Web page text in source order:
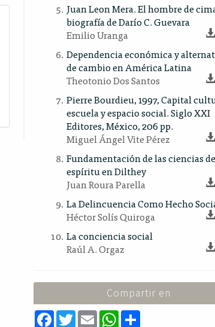
Juan Leon Mera. El hombre de
biografía de Darío C. Guevara
Emilio Uranga
Dependencia económica y
de cambio en América Latina
Theotonio Dos Santos
Pierre Bourdieu, 1997, Capital
escuela y espacio social. Siglo XXI
Editores, México, 206 pp.
Miguel Ángel Vite Pérez
Fundamentación de las ciencias
espíritu en Dilthey
Juan Roura Parella
La Delincuencia Como Hecho
Héctor Solís Quiroga
La conciencia social
Raúl A. Orgaz
Compartir en
F T E W